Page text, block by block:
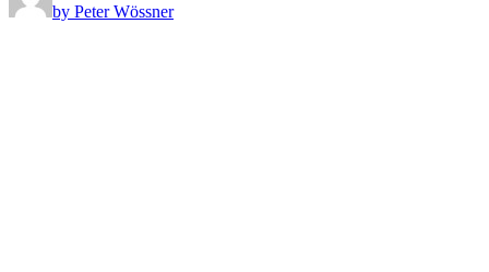
by Peter Wössner